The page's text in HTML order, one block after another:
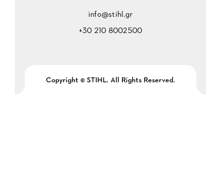
info@stihl.gr
+30 210 8002500
Copyright © STIHL. All Rights Reserved.